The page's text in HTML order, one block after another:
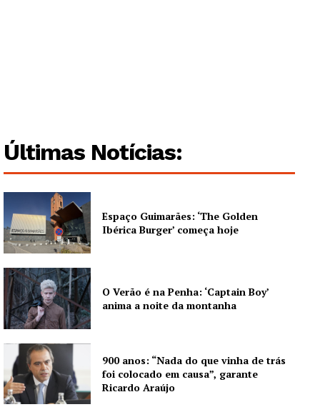
Últimas Notícias:
Espaço Guimarães: ‘The Golden
Ibérica Burger’ começa hoje
O Verão é na Penha: ‘Captain Boy’
anima a noite da montanha
900 anos: “Nada do que vinha de trás
foi colocado em causa”, garante
Ricardo Araújo